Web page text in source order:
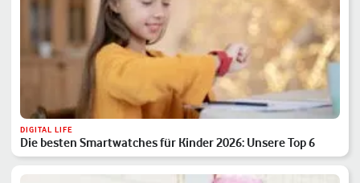
DIGITAL LIFE
Die besten Smartwatches für Kinder 2026: Unsere Top 6